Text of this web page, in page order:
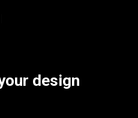
design